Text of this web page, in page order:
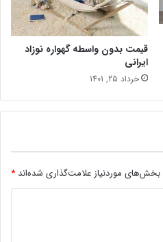
قیمت بدون واسطه گهواره نوزاد
ایرانی
خرداد 25, 1401
بخش‌های موردنیاز علامت‌گذاری شده‌اند *